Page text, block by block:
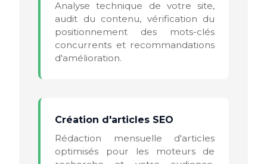
Analyse technique de votre site,
audit du contenu, vérification du
positionnement des mots-clés
concurrents et recommandations
d'amélioration.
Création d'articles SEO
Rédaction mensuelle d'articles
optimisés pour les moteurs de